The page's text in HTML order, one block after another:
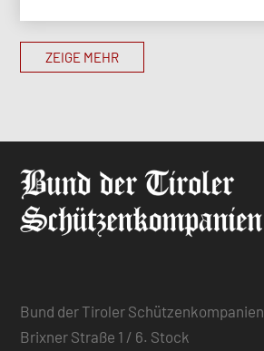
ZEIGE MEHR
Bund der Tiroler Schützenkompanien
Brixner Straße 1 / 6. Stock